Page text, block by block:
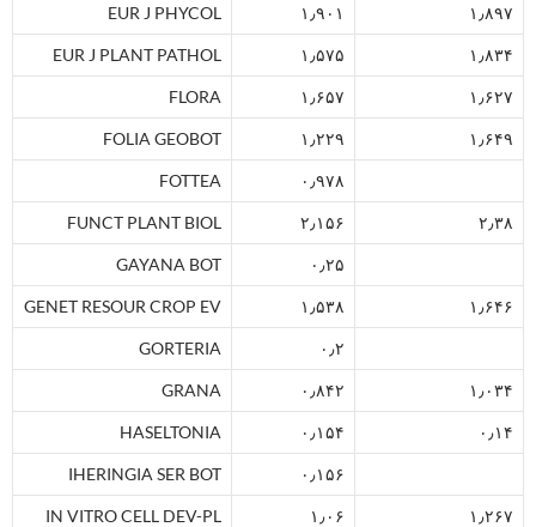
۱٫۸۹۷ ۱٫۹۰۱ EUR J PHYCOL
۱٫۸۳۴ ۱٫۵۷۵ EUR J PLANT PATHOL
۱٫۶۲۷ ۱٫۶۵۷ FLORA
۱٫۶۴۹ ۱٫۲۲۹ FOLIA GEOBOT
۰٫۹۷۸ FOTTEA
۲٫۳۸ ۲٫۱۵۶ FUNCT PLANT BIOL
۰٫۲۵ GAYANA BOT
۱٫۶۴۶ ۱٫۵۳۸ GENET RESOUR CROP EV
۰٫۲ GORTERIA
۱٫۰۳۴ ۰٫۸۴۲ GRANA
۰٫۱۴ ۰٫۱۵۴ HASELTONIA
۰٫۱۵۶ IHERINGIA SER BOT
۱٫۲۶۷ ۱٫۰۶ IN VITRO CELL DEV-PL